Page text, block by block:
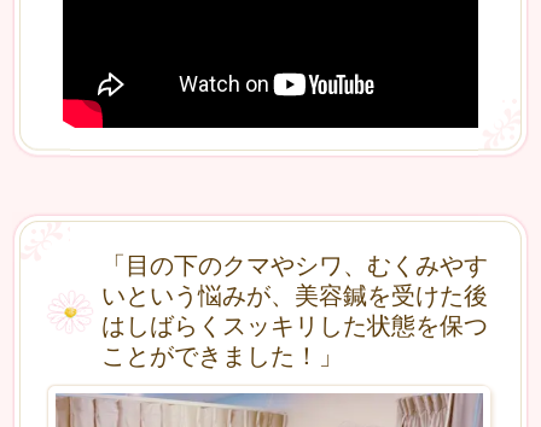
「目の下のクマやシワ、むくみやす
いという悩みが、美容鍼を受けた後
はしばらくスッキリした状態を保つ
ことができました！」